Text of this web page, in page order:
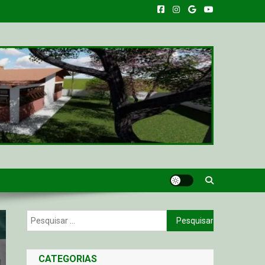
Pesquisar
por:
CATEGORIAS